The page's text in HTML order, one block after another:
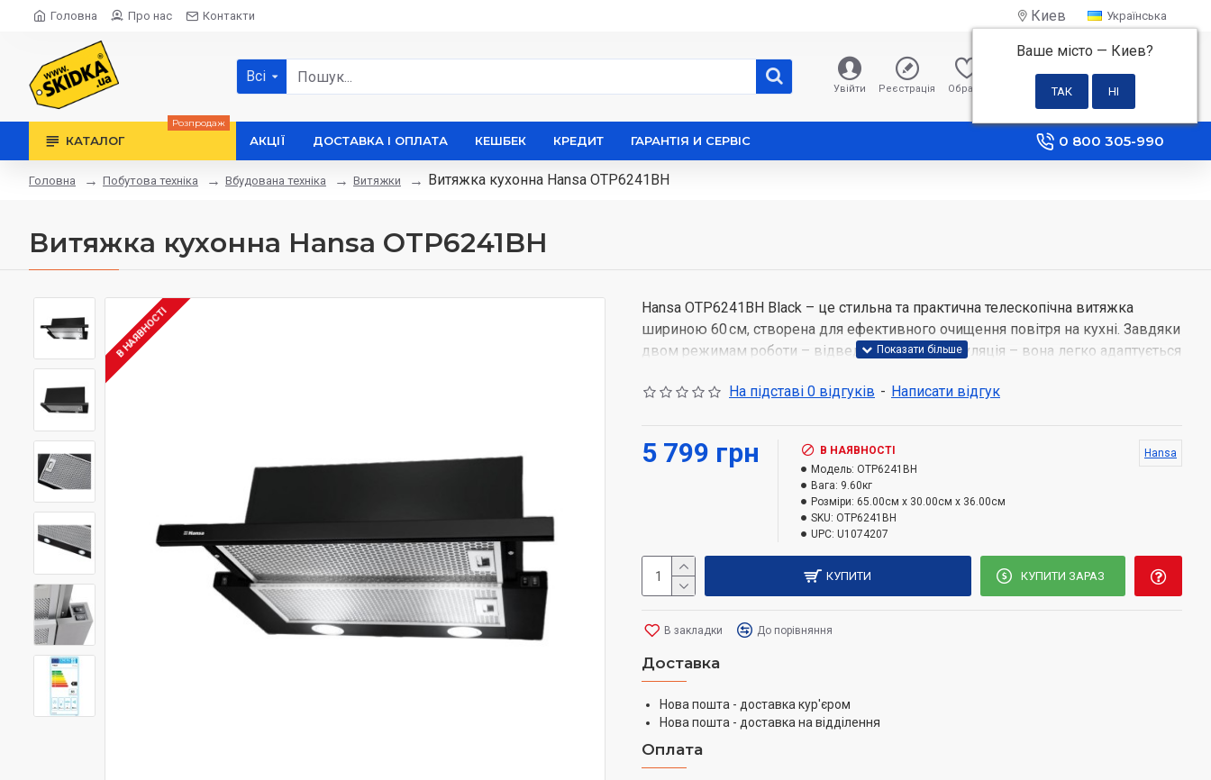
Головна Про нас Контакти Киев
Ваше місто — Киев?
Українська
Всі
Увійти Реєстрація Обране Порівняння
0 грн
КАТАЛОГ
Розпродаж
АКЦІЇ ДОСТАВКА І ОПЛАТА КЕШБЕК КРЕДИТ ГАРАНТІЯ И СЕРВІС 0 800 305-990
Головна Побутова техніка Вбудована техніка Витяжки Витяжка кухонна Hansa OTP6241BH
Витяжка кухонна Hansa OTP6241BH
В НАЯВНОСТІ
Hansa OTP6241BH Black – це стильна та практична телескопічна витяжка
шириною 60 см, створена для ефективного очищення повітря на кухні. Завдяки
двом режимам роботи – відведення та рециркуляція – вона легко адаптується
м³/год, швидко усуваючи пари та запахи, а 3 рівні швидкості дозволяють
На підставі 0 відгуків - Написати відгук
5 799 грн
В НАЯВНОСТІ
Модель: OTP6241BH
Вага: 9.60кг
Розміри: 65.00см x 30.00см x 36.00см
SKU: OTP6241BH
UPC: U1074207
Hansa
КУПИТИ КУПИТИ ЗАРАЗ
В закладки До порівняння
Доставка
Нова пошта - доставка кур'єром
Нова пошта - доставка на відділення
Оплата